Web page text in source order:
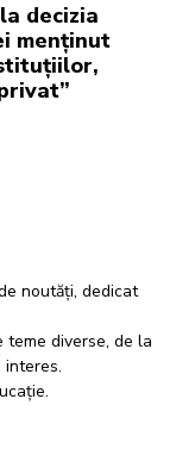
decizia
menținut
noutăți, dedicat
diverse, de la